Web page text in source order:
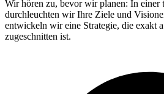
Wir hören zu, bevor wir planen: In einer
durchleuchten wir Ihre Ziele und
entwickeln wir eine Strategie, die exakt
zugeschnitten ist.